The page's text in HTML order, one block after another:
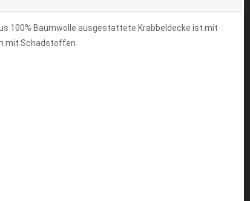
100% Baumwolle ausgestattete Krabbeldecke ist mit
mit Schadstoffen.